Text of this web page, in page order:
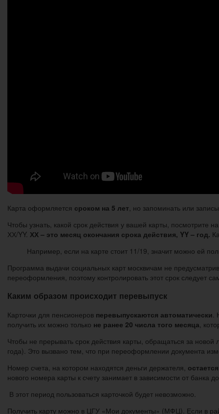
Карта оформляется сроком на 5 лет, но запоминать или
Чтобы узнать, какой срок действия у вашей карты,
ХХ/YY. ХХ – это месяц окончания срока действия, YY – год.
Например, если на карте стоит 11/19, значит можно ей
Программа выдачи социальных карт москвичам не
переоформления, поэтому контролировать этот срок следует
Каким образом происходит перевыпуск
Карточки для пенсионеров перевыпускаются автоматически
получить их можно только не ранее 20 числа того месяца ,
Чтобы не прерывать срок действия карты, обращаться за
года). Это вызвано тем, что при переоформлении документа
Номер счета, на котором находятся деньги держателя,
нового номера карты к счету занимает в зависимости от банка
В этот период пользоваться карточкой будет невозможно.
Получить карту можно в ЦГУ «Мои документы» (МФЦ). Если в